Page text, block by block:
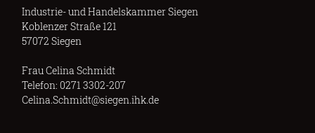
Industrie- und Handelskammer Siegen
Koblenzer Straße 121
57072 Siegen
Frau Celina Schmidt
Telefon: 0271 3302-207
Celina.Schmidt@siegen.ihk.de